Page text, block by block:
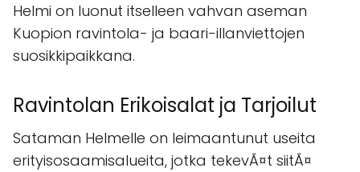
Helmi on luonut itselleen vahvan aseman
Kuopion ravintola- ja baari-illanviettojen
suosikkipaikkana.
Ravintolan Erikoisalat ja Tarjoilut
Sataman Helmelle on leimaantunut useita
erityisosaamisalueita, jotka tekevÃ¤t siitÃ¤